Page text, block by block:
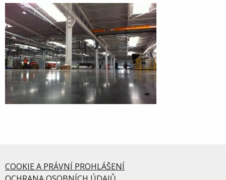
COOKIE A PRÁVNÍ PROHLÁŠENÍ